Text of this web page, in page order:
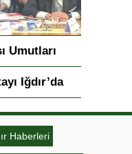
Umutları
Iğdır’da
Haberleri